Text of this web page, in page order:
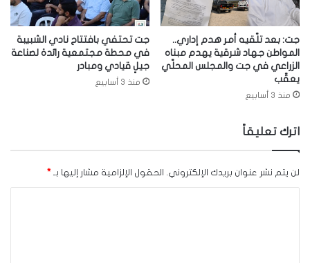
جت: بعد تلّقيه أمر هدم إداري..
المواطن جهاد شرقية يهدم مبناه
الزراعي في جت والمجلس المحلّي
يعقّب
منذ 3 أسابيع
جت تحتفي بافتتاح نادي الشبيبة
في محطة مجتمعية رائدة لصناعة
جيلٍ قيادي ومبادر
منذ 3 أسابيع
اترك تعليقاً
لن يتم نشر عنوان بريدك الإلكتروني. الحقول الإلزامية مشار إليها بـ *